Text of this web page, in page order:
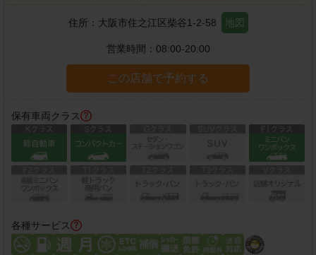
住所： 大阪市住之江区柴谷1-2-58 地図
営業時間： 08:00-20:00
この店舗で予約する
保有車両クラス
各種サービス